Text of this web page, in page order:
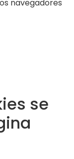
navegadores
se